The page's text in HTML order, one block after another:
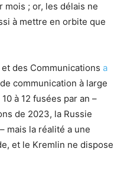
mois ; or, les délais ne
à mettre en orbite que
des Communications a
communication à large
à 12 fusées par an –
de 2023, la Russie
mais la réalité a une
et le Kremlin ne dispose